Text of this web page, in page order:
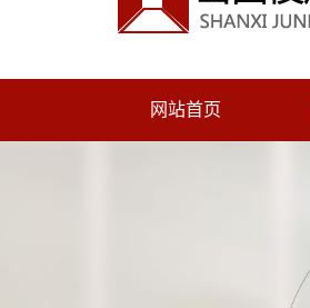
网站首页